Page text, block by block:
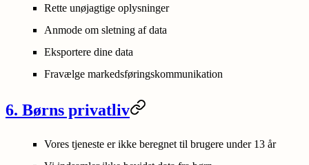
Rette unøjagtige oplysninger
Anmode om sletning af data
Eksportere dine data
Fravælge markedsføringskommunikation
6. Børns privatliv
Vores tjeneste er ikke beregnet til brugere under 13 år